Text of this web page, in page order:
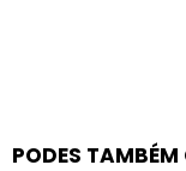
PODES TAMBÉM